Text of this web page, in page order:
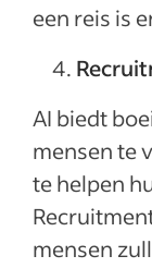
een reis is
AI biedt
mensen te
te helpen
mensen